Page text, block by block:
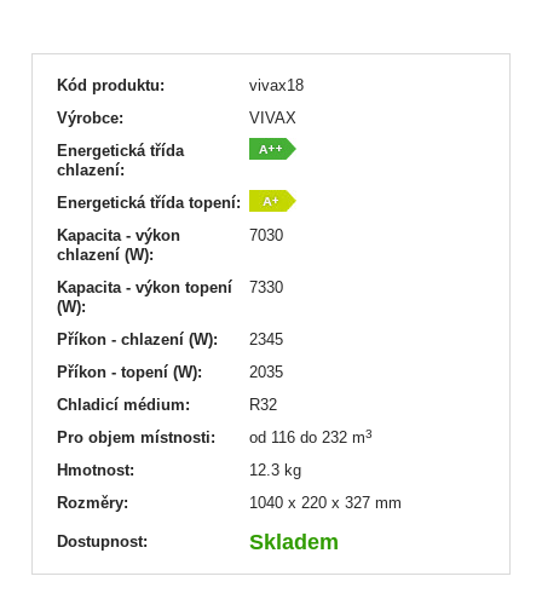
Kód produktu:
vivax18
Výrobce:
VIVAX
Energetická třída
chlazení:
Energetická třída topení:
Kapacita - výkon
chlazení (W):
7030
Kapacita - výkon topení
(W):
7330
Příkon - chlazení (W):
2345
Příkon - topení (W):
2035
Chladicí médium:
R32
Pro objem místnosti:
od 116 do 232 m3
Hmotnost:
12.3 kg
Rozměry:
1040 x 220 x 327 mm
Dostupnost: Skladem